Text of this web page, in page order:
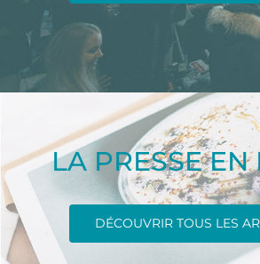
LA PRESSE EN
DÉCOUVRIR TOUS LES